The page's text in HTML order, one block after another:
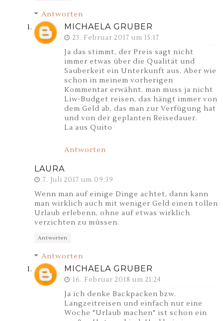
Antworten
MICHAELA GRUBER
23. Februar 2017 um 15:17
Ja das stimmt, der Preis sagt nicht
immer etwas über die Qualität und
Sauberkeit ein Unterkunft aus. Aber wie
schon in meinem vorherigen
Kommentar erwähnt, man muss ja nicht
Liw-Budget reisen, das hängt immer von
dem Geld ab, das man zur Verfügung hat
und von der geplanten Reisedauer.
La aus Quito
Antworten
LAURA
7. Juli 2017 um 09:39
Wenn man auf einige Dinge achtet, dann kann
man wirklich auch mit weniger Geld einen tollen
Urlaub erlebenn, ohne auf etwas wirklich
verzichten zu müssen.
Antworten
Antworten
MICHAELA GRUBER
16. Februar 2018 um 21:24
Ja ich denke Backpacken bzw.
Langzeitreisen und einfach nur eine
Woche "Urlaub machen" ist schon ein